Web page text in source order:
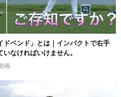
ドベンド」とは｜インパクトで右手
なければいけません。
画